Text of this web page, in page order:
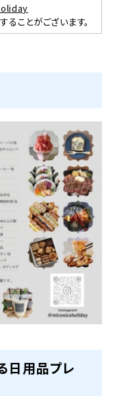
ことがございます。
日用品プレ